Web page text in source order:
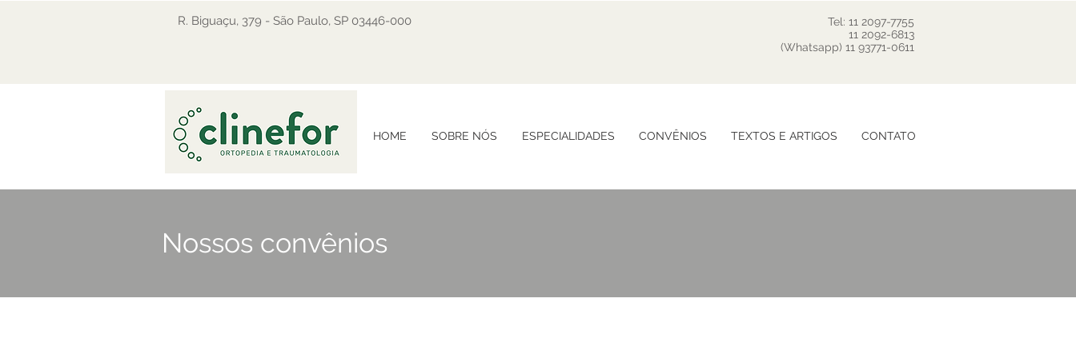
R. Biguaçu, 379 - São Paulo, SP 03446-000
Tel: 11 2097-7755
11 2092-6813
(Whatsapp) 11 93771-0611
HOME SOBRE NÓS ESPECIALIDADES CONVÊNIOS TEXTOS E ARTIGOS CONTATO
Nossos convênios